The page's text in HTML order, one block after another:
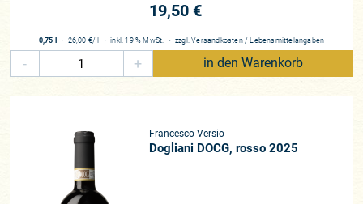
19,50 €
0,75 l ・ 26,00 €/ l ・inkl. 19 % MwSt. ・ zzgl.Versandkosten / Lebensmittelangaben
- + in den Warenkorb
Francesco Versio
Dogliani DOCG, rosso 2025